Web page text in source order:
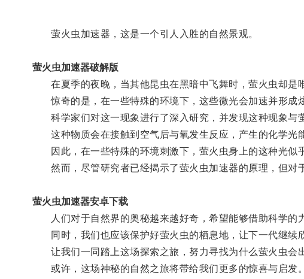
萤火虫加速器，这是一个引人入胜的自然景观。
萤火虫加速器破解版
在夏季的夜晚，当其他昆虫在黑暗中飞舞时，萤火虫却是
惊奇的是，在一些特殊的环境下，这些微光会加速并形成炫
科学家们对这一现象进行了深入研究，并发现这种现象与
这种物质会在接触到空气后与氧发生反应，产生的化学光
因此，在一些特殊的环境刺激下，萤火虫身上的这种光似
然而，尽管研究者已经揭示了萤火虫加速器的原理，但对
萤火虫加速器安卓下载
人们对于自然界的奥秘越来越好奇，希望能够借助科学的
同时，我们也应该保护好萤火虫的栖息地，让下一代继续
让我们一同踏上这场探索之旅，努力寻找为什么萤火虫会
或许，这场神秘的自然之旅将带给我们更多的惊喜与启发。